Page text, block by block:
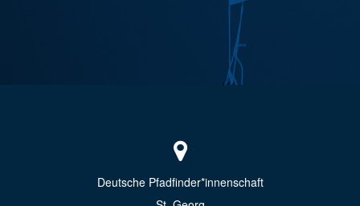
Deutsche Pfadfinder*innenschaft